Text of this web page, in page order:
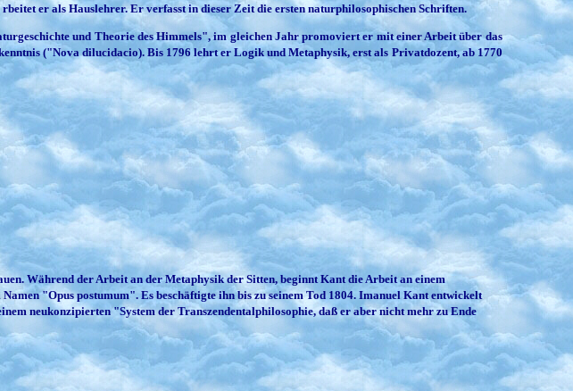
er als Hauslehrer. Er verfasst in dieser Zeit die ersten naturphilosophischen Schriften.
und Theorie des Himmels", im gleichen Jahr promoviert er mit einer Arbeit über das
("Nova dilucidacio). Bis 1796 lehrt er Logik und Metaphysik, erst als Privatdozent, ab 1770
Während der Arbeit an der Metaphysik der Sitten, beginnt Kant die Arbeit an einem
"Opus postumum". Es beschäftigte ihn bis zu seinem Tod 1804. Imanuel Kant entwickelt
neukonzipierten "System der Transzendentalphilosophie, daß er aber nicht mehr zu Ende